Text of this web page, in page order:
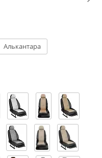
Алькантара